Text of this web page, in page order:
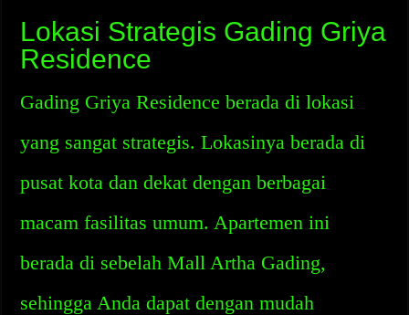
Lokasi Strategis Gading Griya
Residence
Gading Griya Residence berada di lokasi
yang sangat strategis. Lokasinya berada di
pusat kota dan dekat dengan berbagai
macam fasilitas umum. Apartemen ini
berada di sebelah Mall Artha Gading,
sehingga Anda dapat dengan mudah